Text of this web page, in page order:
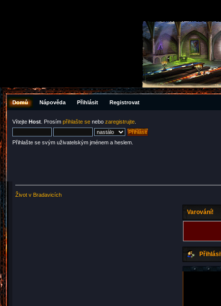
Domů Nápověda Přihlásit Registrovat
Vítejte Host . Prosím přihlašte se nebo zaregistrujte
Přihlašte se svým uživatelským jménem a heslem.
Život v Bradavicích
Varování!